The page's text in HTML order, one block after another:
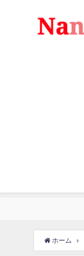
ホーム